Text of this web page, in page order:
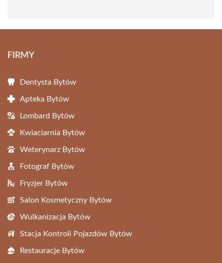
FIRMY
Dentysta Bytów
Apteka Bytów
Lombard Bytów
Kwiaciarnia Bytów
Weterynarz Bytów
Fotograf Bytów
Fryzjer Bytów
Salon Kosmetyczny Bytów
Wulkanizacja Bytów
Stacja Kontroli Pojazdów Bytów
Restauracje Bytów